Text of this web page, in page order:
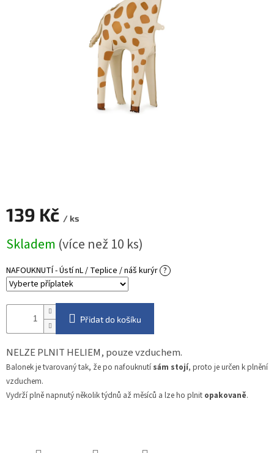
139 Kč / ks
cena:
Skladem (více než 10 ks)
NAFOUKNUTÍ - Ústí nL / Teplice / náš kurýr ?
Přidat do košíku
NELZE PLNIT HELIEM, pouze vzduchem.
Balonek je tvarovaný tak, že po nafouknutí sám stojí, proto je určen k plnění
vzduchem.
Vydrží plně napnutý několik týdnů až měsíců a lze ho plnit opakovaně.